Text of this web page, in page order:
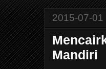
2015-07-01
Mandiri